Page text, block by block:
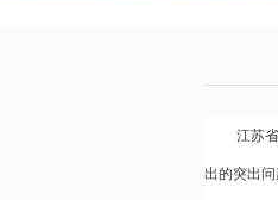
江苏省
出的突出